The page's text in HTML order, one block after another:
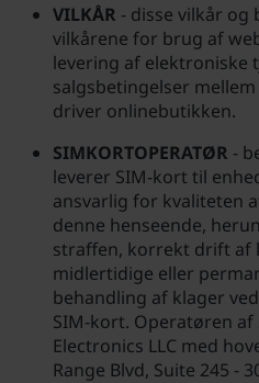
VILKÅR - disse vilkår
vilkårene for brug af
levering af elektroniske
salgsbetingelser
driver onlinebutikken.
SIMKORTOPERATØR -
leverer SIM-kort til
ansvarlig for kvaliteten
denne henseende,
straffen, korrekt drift af
midlertidige eller
behandling af klager
SIM-kort. Operatøren af
Electronics LLC med
Range Blvd, Suite 245 -